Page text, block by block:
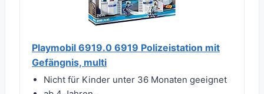
Playmobil 6919.0 6919 Polizeistation mit
Gefängnis, multi
Nicht für Kinder unter 36 Monaten geeignet